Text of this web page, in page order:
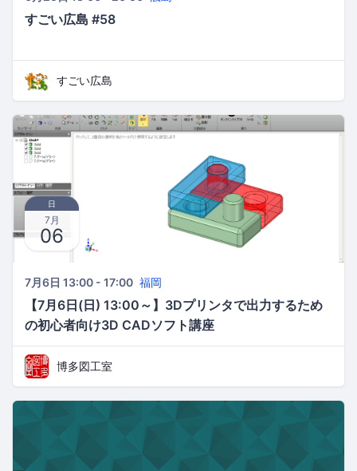
すごい広島 #58
すごい広島
日
7月
06
7月6日 13:00 - 17:00 福岡
【7月6日(日) 13:00～】3Dプリンタで出力するため
の初心者向け3D CADソフト講座
博多図工室